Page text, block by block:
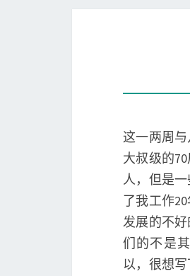
这一两周
大叔级的
人，但是
了我工作
发展的不
们的不是
以，很想